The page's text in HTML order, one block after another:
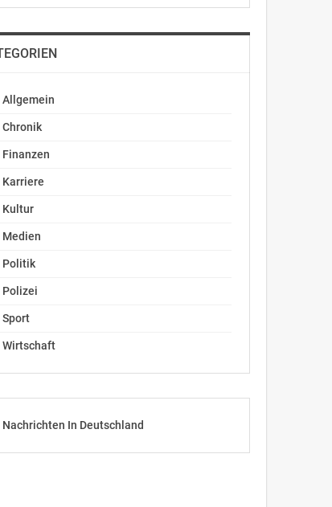
Allgemein
Chronik
Finanzen
Karriere
Kultur
Medien
Politik
Polizei
Sport
Wirtschaft
Nachrichten In Deutschland